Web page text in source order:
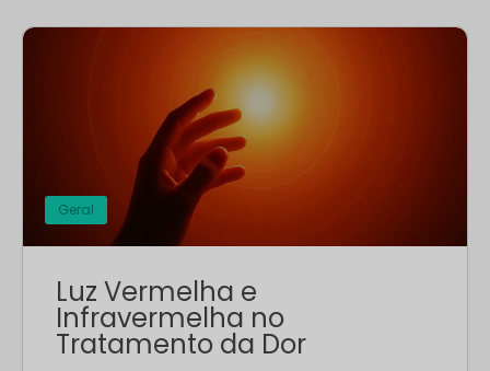
Geral
Luz Vermelha e
Infravermelha no
Tratamento da Dor